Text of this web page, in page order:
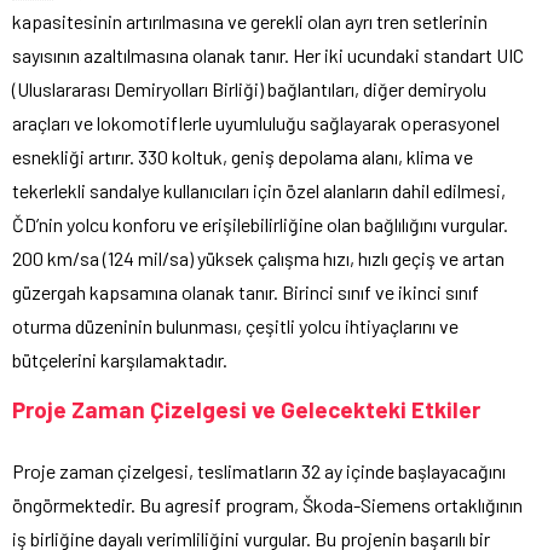
kapasitesinin artırılmasına ve gerekli olan ayrı tren setlerinin
sayısının azaltılmasına olanak tanır. Her iki ucundaki standart UIC
(Uluslararası Demiryolları Birliği) bağlantıları, diğer demiryolu
araçları ve lokomotiflerle uyumluluğu sağlayarak operasyonel
esnekliği artırır. 330 koltuk, geniş depolama alanı, klima ve
tekerlekli sandalye kullanıcıları için özel alanların dahil edilmesi,
ČD’nin yolcu konforu ve erişilebilirliğine olan bağlılığını vurgular.
200 km/sa (124 mil/sa) yüksek çalışma hızı, hızlı geçiş ve artan
güzergah kapsamına olanak tanır. Birinci sınıf ve ikinci sınıf
oturma düzeninin bulunması, çeşitli yolcu ihtiyaçlarını ve
bütçelerini karşılamaktadır.
Proje Zaman Çizelgesi ve Gelecekteki Etkiler
Proje zaman çizelgesi, teslimatların 32 ay içinde başlayacağını
öngörmektedir. Bu agresif program, Škoda-Siemens ortaklığının
iş birliğine dayalı verimliliğini vurgular. Bu projenin başarılı bir